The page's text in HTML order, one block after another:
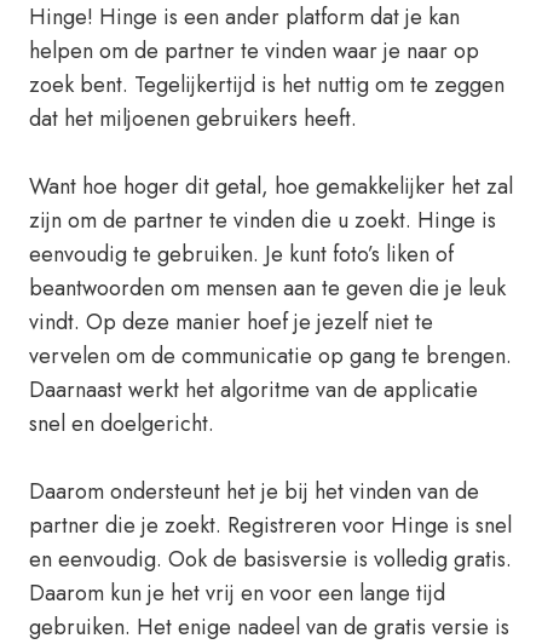
Hinge! Hinge is een ander platform dat je kan
helpen om de partner te vinden waar je naar op
zoek bent. Tegelijkertijd is het nuttig om te zeggen
dat het miljoenen gebruikers heeft.
Want hoe hoger dit getal, hoe gemakkelijker het zal
zijn om de partner te vinden die u zoekt. Hinge is
eenvoudig te gebruiken. Je kunt foto’s liken of
beantwoorden om mensen aan te geven die je leuk
vindt. Op deze manier hoef je jezelf niet te
vervelen om de communicatie op gang te brengen.
Daarnaast werkt het algoritme van de applicatie
snel en doelgericht.
Daarom ondersteunt het je bij het vinden van de
partner die je zoekt. Registreren voor Hinge is snel
en eenvoudig. Ook de basisversie is volledig gratis.
Daarom kun je het vrij en voor een lange tijd
gebruiken. Het enige nadeel van de gratis versie is